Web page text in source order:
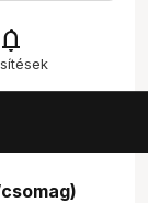
notifications